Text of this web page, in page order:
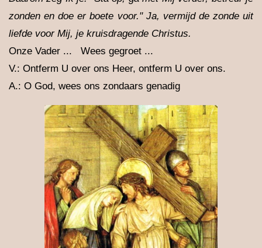
zonden en doe er boete voor." Ja, vermijd de zonde uit
liefde voor Mij, je kruisdragende Christus.
Onze Vader ... Wees gegroet ...
V.: Ontferm U over ons Heer, ontferm U over ons.
A.: O God, wees ons zondaars genadig